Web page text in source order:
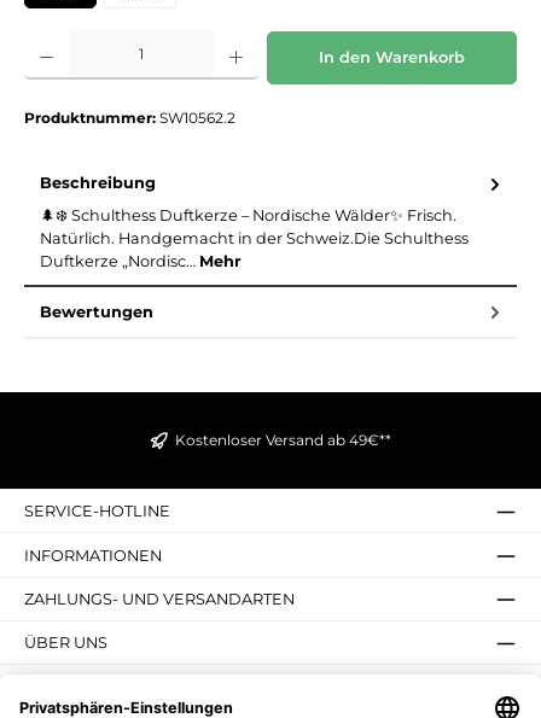
Produkt Anzahl: Gib den gewünschten Wert ein oder benutze die Schaltflächen um
In den Warenkorb
Produktnummer: SW10562.2
Beschreibung
🌲❄️ Schulthess Duftkerze – Nordische Wälder✨ Frisch.
Natürlich. Handgemacht in der Schweiz.Die Schulthess
Duftkerze „Nordisc… Mehr
Bewertungen
Kostenloser Versand ab 49€**
SERVICE-HOTLINE
INFORMATIONEN
ZAHLUNGS- UND VERSANDARTEN
ÜBER UNS